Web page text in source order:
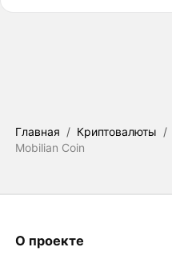
Главная / Криптовалюты /
Mobilian Coin
О проекте